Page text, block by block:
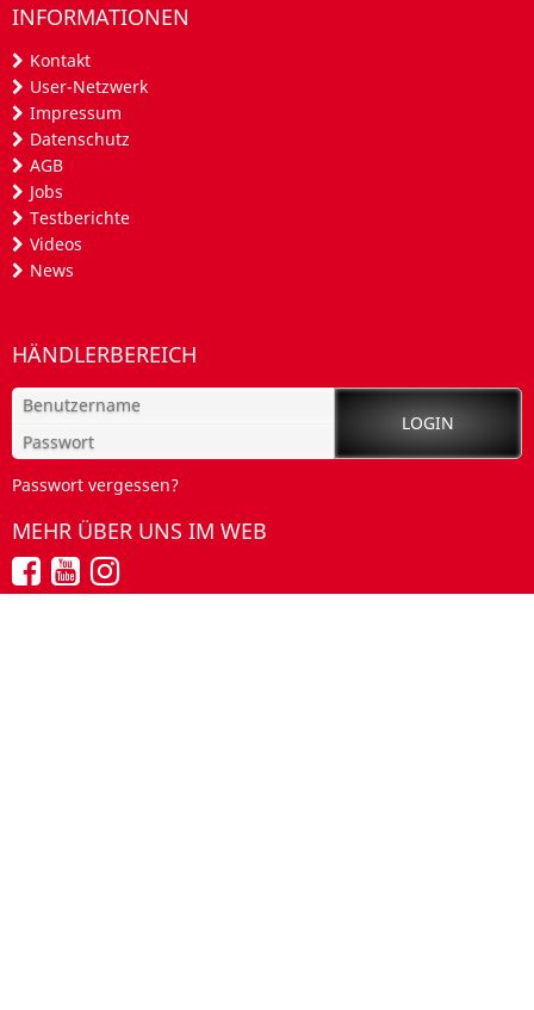
INFORMATIONEN
Kontakt
User-Netzwerk
Impressum
Datenschutz
AGB
Jobs
Testberichte
Videos
News
HÄNDLERBEREICH
Passwort vergessen?
MEHR ÜBER UNS IM WEB